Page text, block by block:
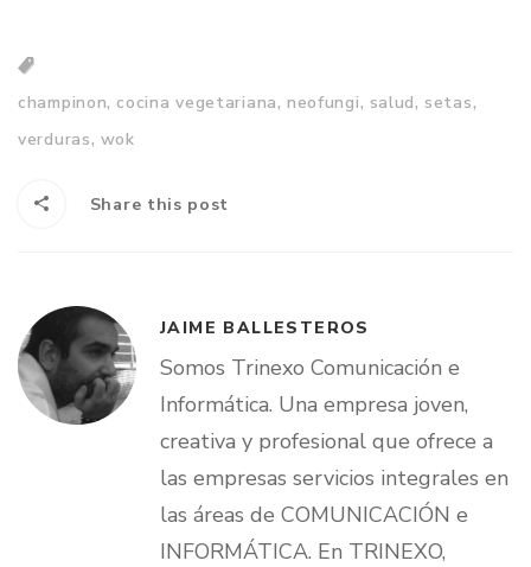
champinon, cocina vegetariana, neofungi, salud, setas,
verduras, wok
Share this post
JAIME BALLESTEROS
Somos Trinexo Comunicación e
Informática. Una empresa joven,
creativa y profesional que ofrece a
las empresas servicios integrales en
las áreas de COMUNICACIÓN e
INFORMÁTICA. En TRINEXO,